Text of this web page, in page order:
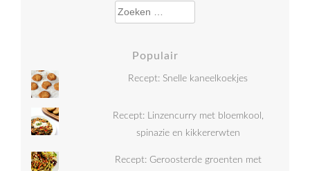
Zoeken naar:
Populair
Recept: Snelle kaneelkoekjes
Recept: Linzencurry met bloemkool,
spinazie en kikkererwten
Recept: Geroosterde groenten met